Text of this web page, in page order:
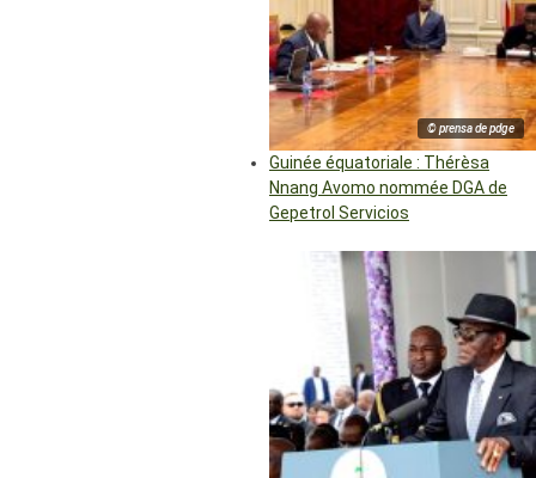
© prensa de pdge
Guinée équatoriale : Thérèsa
Nnang Avomo nommée DGA de
Gepetrol Servicios